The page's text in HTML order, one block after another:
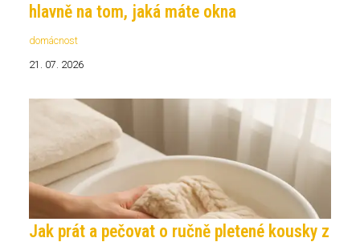
hlavně na tom, jaká máte okna
domácnost
21. 07. 2026
Jak prát a pečovat o ručně pletené kousky z